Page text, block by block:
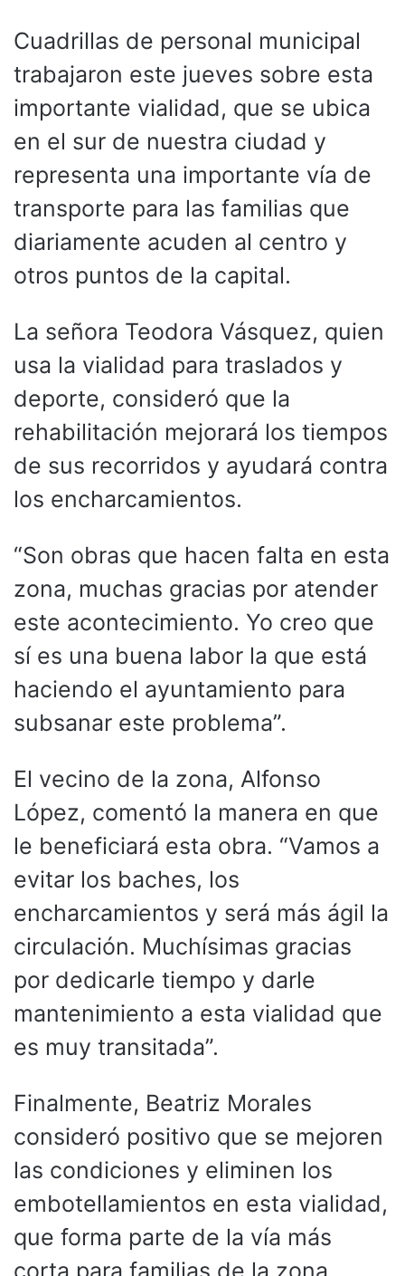
Cuadrillas de personal municipal
trabajaron este jueves sobre esta
importante vialidad, que se ubica
en el sur de nuestra ciudad y
representa una importante vía de
transporte para las familias que
diariamente acuden al centro y
otros puntos de la capital.
La señora Teodora Vásquez, quien
usa la vialidad para traslados y
deporte, consideró que la
rehabilitación mejorará los tiempos
de sus recorridos y ayudará contra
los encharcamientos.
“Son obras que hacen falta en esta
zona, muchas gracias por atender
este acontecimiento. Yo creo que
sí es una buena labor la que está
haciendo el ayuntamiento para
subsanar este problema”.
El vecino de la zona, Alfonso
López, comentó la manera en que
le beneficiará esta obra. “Vamos a
evitar los baches, los
encharcamientos y será más ágil la
circulación. Muchísimas gracias
por dedicarle tiempo y darle
mantenimiento a esta vialidad que
es muy transitada”.
Finalmente, Beatriz Morales
consideró positivo que se mejoren
las condiciones y eliminen los
embotellamientos en esta vialidad,
que forma parte de la vía más
corta para familias de la zona.